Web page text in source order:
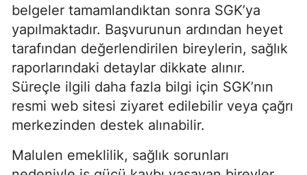
belgeler tamamlandıktan sonra SGK’ya
yapılmaktadır. Başvurunun ardından heyet
tarafından değerlendirilen bireylerin, sağlık
raporlarındaki detaylar dikkate alınır.
Süreçle ilgili daha fazla bilgi için SGK’nın
resmi web sitesi ziyaret edilebilir veya çağrı
merkezinden destek alınabilir.
Malulen emeklilik, sağlık sorunları